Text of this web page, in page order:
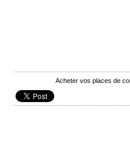
Acheter vos places de